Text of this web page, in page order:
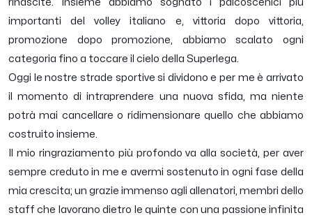
rinascite. Insieme abbiamo sognato i palcoscenici più
importanti del volley italiano e, vittoria dopo vittoria,
promozione dopo promozione, abbiamo scalato ogni
categoria fino a toccare il cielo della Superlega.
Oggi le nostre strade sportive si dividono e per me è arrivato
il momento di intraprendere una nuova sfida, ma niente
potrà mai cancellare o ridimensionare quello che abbiamo
costruito insieme.
Il mio ringraziamento più profondo va alla società, per aver
sempre creduto in me e avermi sostenuto in ogni fase della
mia crescita; un grazie immenso agli allenatori, membri dello
staff che lavorano dietro le quinte con una passione infinita